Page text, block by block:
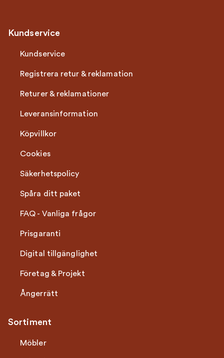
Kundservice
Kundservice
Registrera retur & reklamation
Returer & reklamationer
Leveransinformation
Köpvillkor
Cookies
Säkerhetspolicy
Spåra ditt paket
FAQ - Vanliga frågor
Prisgaranti
Digital tillgänglighet
Företag & Projekt
Ångerrätt
Sortiment
Möbler